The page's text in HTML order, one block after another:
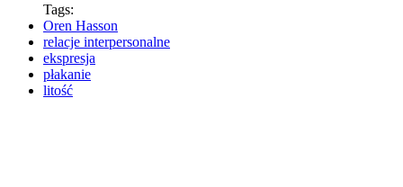
Tags:
Oren Hasson
relacje interpersonalne
ekspresja
płakanie
litość